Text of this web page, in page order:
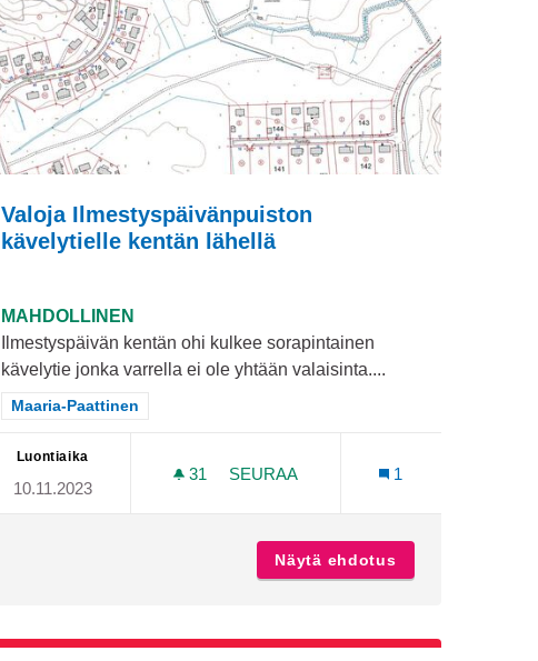
Valoja Ilmestyspäivänpuiston
kävelytielle kentän lähellä
MAHDOLLINEN
Ilmestyspäivän kentän ohi kulkee sorapintainen
kävelytie jonka varrella ei ole yhtään valaisinta....
Rajaa tulokset teeman mukaan: Maaria-Paattinen
Maaria-Paattinen
Luontiaika
10.11.2023
31 31 SEURAAJAA
SEURAA
1
Näytä ehdotus